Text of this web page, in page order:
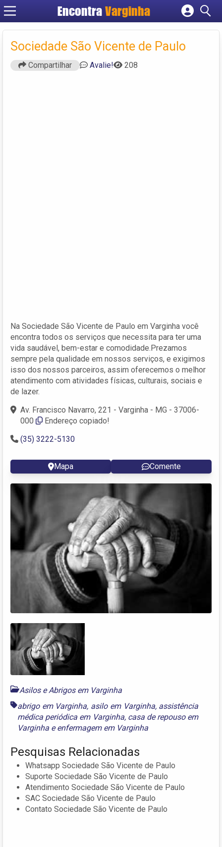
EncontraVarginha
Cadastrar empresa
Criar conta
Sociedade São Vicente de Paulo
Compartilhar Avalie! 208
Na Sociedade São Vicente de Paulo em Varginha você
encontra todos os serviços que necessita para ter uma
vida saudável, bem-estar e comodidade.Prezamos
sempre pela qualidade em nossos serviços, e exigimos
isso dos nossos parceiros, assim oferecemos o melhor
atendimento com atividades físicas, culturais, sociais e
de lazer.
Av. Francisco Navarro, 221 - Varginha - MG - 37006-
000
Endereço copiado!
(35) 3222-5130
Mapa Comente
Asilos e Abrigos em Varginha
abrigo em Varginha, asilo em Varginha, assistência
médica periódica em Varginha, casa de repouso em
Varginha eenfermagem em Varginha
Pesquisas Relacionadas
Whatsapp Sociedade São Vicente de Paulo
Suporte Sociedade São Vicente de Paulo
Atendimento Sociedade São Vicente de Paulo
SAC Sociedade São Vicente de Paulo
Contato Sociedade São Vicente de Paulo